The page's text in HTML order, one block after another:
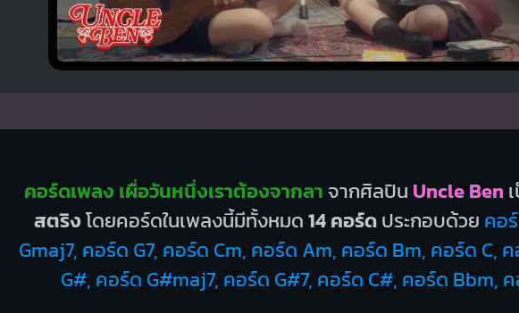
คอร์ดเพลง เผื่อวันหนึ่งเราต้องจากลา จากศิลปิน Uncle Ben
สตริงโดยคอร์ดในเพลงนี้มีทั้งหมด14 คอร์ดประกอบด้วย คอ
Gmaj7, คอร์ด G7, คอร์ด Cm, คอร์ด Am, คอร์ด Bm, คอร์ด C,
G#, คอร์ด G#maj7, คอร์ด G#7, คอร์ด C#, คอร์ด Bbm,